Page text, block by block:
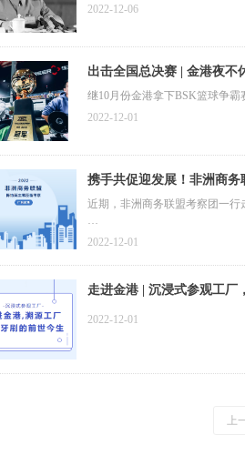
2022-12-06
出击全国总决赛 | 金港夜不
继10月份金港拿下BSK篮球争霸
2022-12-01
携手共促迎发展！非洲商
近期，非洲商务联盟考察团一行
4月21日，非洲商务联盟主席陈
2022-12-01
走进金港 | 沉浸式参观工厂
2022-12-01
上